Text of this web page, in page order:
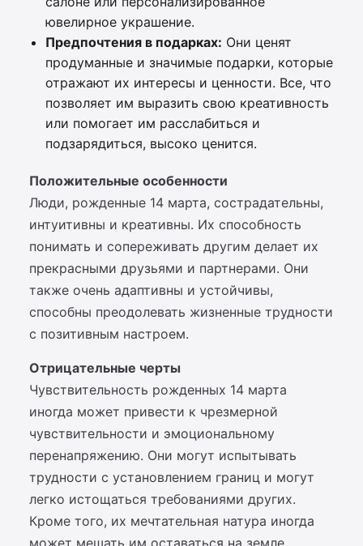
ювелирное украшение.
Предпочтения в подарках: Они ценят
продуманные и значимые подарки, которые
отражают их интересы и ценности. Все, что
позволяет им выразить свою креативность
или помогает им расслабиться и
подзарядиться, высоко ценится.
Положительные особенности
Люди, рожденные 14 марта, сострадательны,
интуитивны и креативны. Их способность
понимать и сопереживать другим делает их
прекрасными друзьями и партнерами. Они
также очень адаптивны и устойчивы,
способны преодолевать жизненные трудности
с позитивным настроем.
Отрицательные черты
Чувствительность рожденных 14 марта
иногда может привести к чрезмерной
чувствительности и эмоциональному
перенапряжению. Они могут испытывать
трудности с установлением границ и могут
легко истощаться требованиями других.
Кроме того, их мечтательная натура иногда